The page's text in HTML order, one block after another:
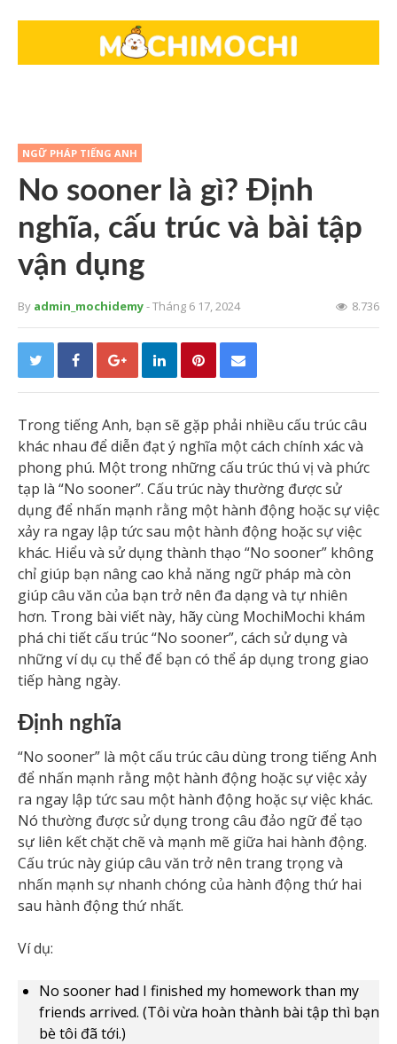
NGỮ PHÁP TIẾNG ANH
No sooner là gì? Định
nghĩa, cấu trúc và bài tập
vận dụng
By admin_mochidemy- Tháng 6 17, 2024 8.736
Trong tiếng Anh, bạn sẽ gặp phải nhiều cấu trúc câu
khác nhau để diễn đạt ý nghĩa một cách chính xác và
phong phú. Một trong những cấu trúc thú vị và phức
tạp là “No sooner”. Cấu trúc này thường được sử
dụng để nhấn mạnh rằng một hành động hoặc sự việc
xảy ra ngay lập tức sau một hành động hoặc sự việc
khác. Hiểu và sử dụng thành thạo “No sooner” không
chỉ giúp bạn nâng cao khả năng ngữ pháp mà còn
giúp câu văn của bạn trở nên đa dạng và tự nhiên
hơn. Trong bài viết này, hãy cùng MochiMochi khám
phá chi tiết cấu trúc “No sooner”, cách sử dụng và
những ví dụ cụ thể để bạn có thể áp dụng trong giao
tiếp hàng ngày.
Định nghĩa
“No sooner” là một cấu trúc câu dùng trong tiếng Anh
để nhấn mạnh rằng một hành động hoặc sự việc xảy
ra ngay lập tức sau một hành động hoặc sự việc khác.
Nó thường được sử dụng trong câu đảo ngữ để tạo
sự liên kết chặt chẽ và mạnh mẽ giữa hai hành động.
Cấu trúc này giúp câu văn trở nên trang trọng và
nhấn mạnh sự nhanh chóng của hành động thứ hai
sau hành động thứ nhất.
Ví dụ:
No sooner had I finished my homework than my
friends arrived. (Tôi vừa hoàn thành bài tập thì bạn
bè tôi đã tới.)